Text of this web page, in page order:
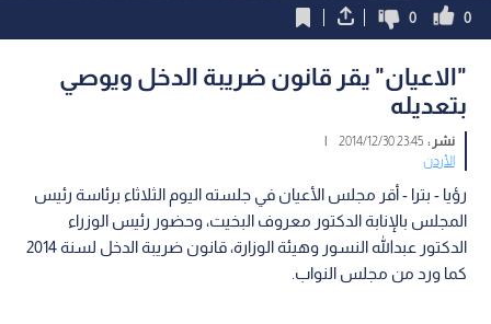
0
0
"الاعيان" يقر قانون ضريبة الدخل ويوصي
بتعديله
نشر :23:45 2014/12/30
|
الأردن
رؤيا - بترا - أقر مجلس الأعيان في جلسته اليوم الثلاثاء برئاسة رئيس
المجلس بالإنابة الدكتور معروف البخيت، وحضور رئيس الوزراء
الدكتور عبدالله النسور وهيئة الوزارة، قانون ضريبة الدخل لسنة 2014
كما ورد من مجلس النواب.